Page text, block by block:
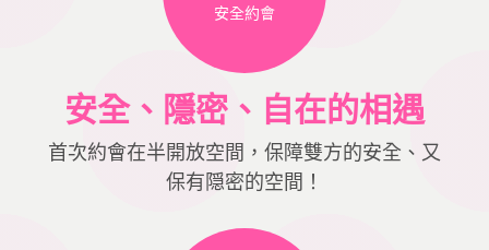
安全約會
安全、隱密、自在的相遇
首次約會在半開放空間，保障雙方的安全、又
保有隠密的空間！